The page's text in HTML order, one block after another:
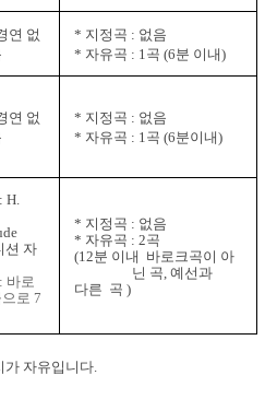
연 없
* 지정곡 : 없음
* 자유곡 : 1곡 (6분 이내)
연 없
* 지정곡 : 없음
* 자유곡 : 1곡 (6분이내)
: H.
션 자
바로
로 7
* 지정곡 : 없음
* 자유곡 : 2곡
(12분 이내 바로크곡이 아
닌 곡,예선과
다른 곡 )
자유입니다.